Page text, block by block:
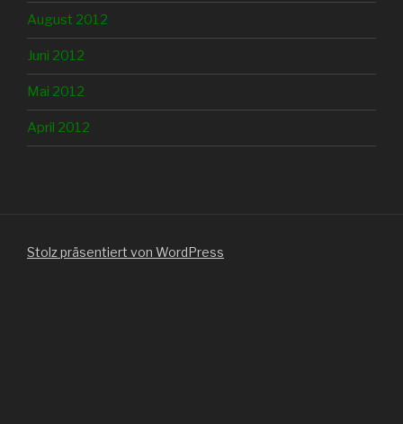
August 2012
Juni 2012
Mai 2012
April 2012
Stolz präsentiert von WordPress